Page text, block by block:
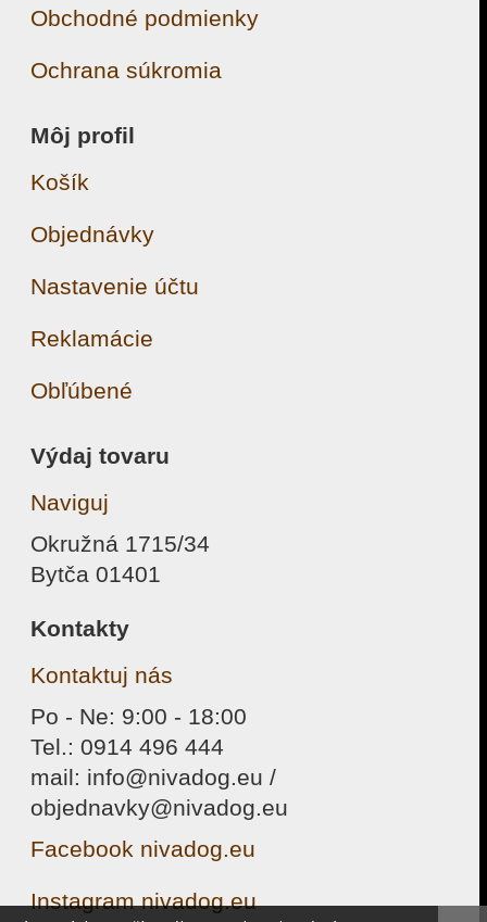
Obchodné podmienky
Ochrana súkromia
Môj profil
Košík
Objednávky
Nastavenie účtu
Reklamácie
Obľúbené
Výdaj tovaru
Naviguj
Okružná 1715/34
Bytča 01401
Kontakty
Kontaktuj nás
Po - Ne: 9:00 - 18:00
Tel.: 0914 496 444
mail: info@nivadog.eu /
objednavky@nivadog.eu
Facebook nivadog.eu
Instagram nivadog.eu